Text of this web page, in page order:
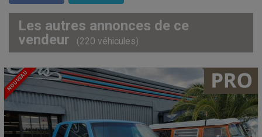
Les autres annonces de ce
vendeur
(220 véhicules)
NOUVEAU